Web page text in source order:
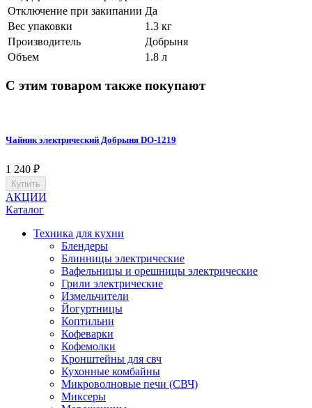
Отключение при закипании Да
Вес упаковки
1.3 кг
Производитель
Добрыня
Объем
1.8 л
С этим товаром также покупают
Чайник электрический Добрыня DO-1219
1 240 ₽
Купить
АКЦИИ
Каталог
Техника для кухни
Блендеры
Блинницы электрические
Вафельницы и орешницы электрические
Грили электрические
Измельчители
Йогуртницы
Коптильни
Кофеварки
Кофемолки
Кронштейны для свч
Кухонные комбайны
Микроволновые печи (СВЧ)
Миксеры